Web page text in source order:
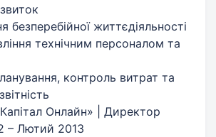
безперебійної життєдіяльності
технічним персоналом та
контроль витрат та
Онлайн» | Директор
– Лютий 2013